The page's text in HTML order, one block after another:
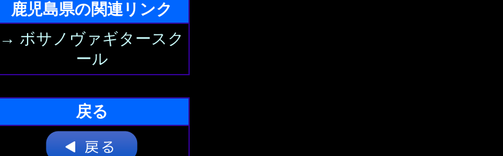
鹿児島県の関連リンク
→ ボサノヴァギタースク
ール
戻る